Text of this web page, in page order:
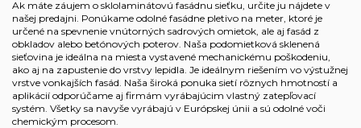
Ak máte záujem o sklolaminátovú fasádnu sieťku, určite ju nájdete v
našej predajni. Ponúkame odolné fasádne pletivo na meter, ktoré je
určené na spevnenie vnútorných sadrových omietok, ale aj fasád z
obkladov alebo betónových poterov. Naša podomietková sklenená
sieťovina je ideálna na miesta vystavené mechanickému poškodeniu,
ako aj na zapustenie do vrstvy lepidla. Je ideálnym riešením vo výstužnej
vrstve vonkajších fasád. Naša široká ponuka sietí rôznych hmotností a
aplikácií odporúčame aj firmám vyrábajúcim vlastný zatepľovací
systém. Všetky sa navyše vyrábajú v Európskej únii a sú odolné voči
chemickým procesom.